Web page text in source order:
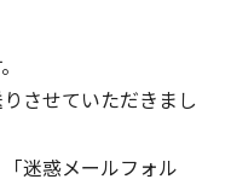
させていただきまし
迷惑メールフォル